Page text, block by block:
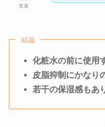
友達
結論
化粧水の前に使用
皮脂抑制にかなり
若干の保湿感もあ